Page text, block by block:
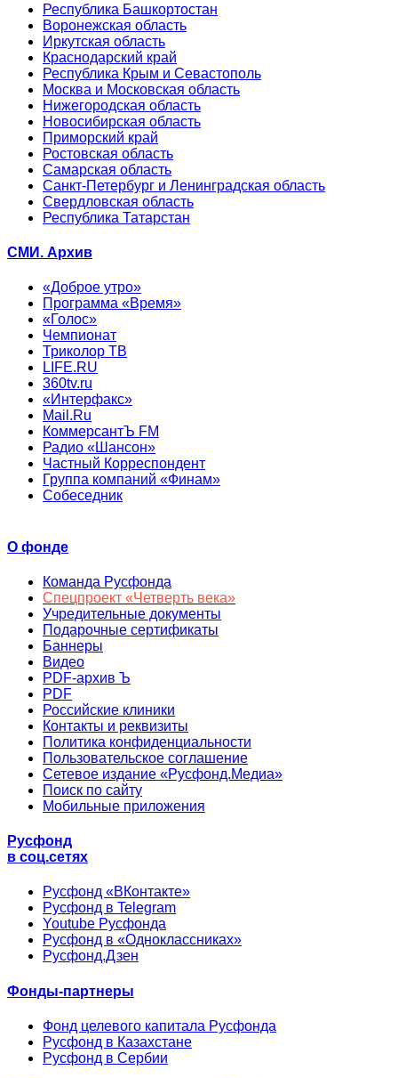
Республика Башкортостан
Воронежская область
Иркутская область
Краснодарский край
Республика Крым и Севастополь
Москва и Московская область
Нижегородская область
Новосибирская область
Приморский край
Ростовская область
Самарская область
Санкт-Петербург и Ленинградская область
Свердловская область
Республика Татарстан
СМИ. Архив
«Доброе утро»
Программа «Время»
«Голос»
Чемпионат
Триколор ТВ
LIFE.RU
360tv.ru
«Интерфакс»
Mail.Ru
КоммерсантЪ FM
Радио «Шансон»
Частный Корреспондент
Группа компаний «Финам»
Собеседник
О фонде
Команда Русфонда
Спецпроект «Четверть века»
Учредительные документы
Подарочные сертификаты
Баннеры
Видео
PDF-архив Ъ
PDF
Российские клиники
Контакты и реквизиты
Политика конфиденциальности
Пользовательское соглашение
Сетевое издание «Русфонд.Медиа»
Поиск по сайту
Мобильные приложения
Русфонд
в соц.сетях
Русфонд «ВКонтакте»
Русфонд в Telegram
Youtube Русфонда
Русфонд в «Одноклассниках»
Русфонд.Дзен
Фонды-партнеры
Фонд целевого капитала Русфонда
Русфонд в Казахстане
Русфонд в Сербии